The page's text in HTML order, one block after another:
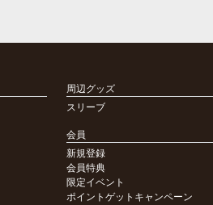
周辺グッズ
スリーブ
会員
新規登録
会員特典
限定イベント
ポイントゲットキャンペーン